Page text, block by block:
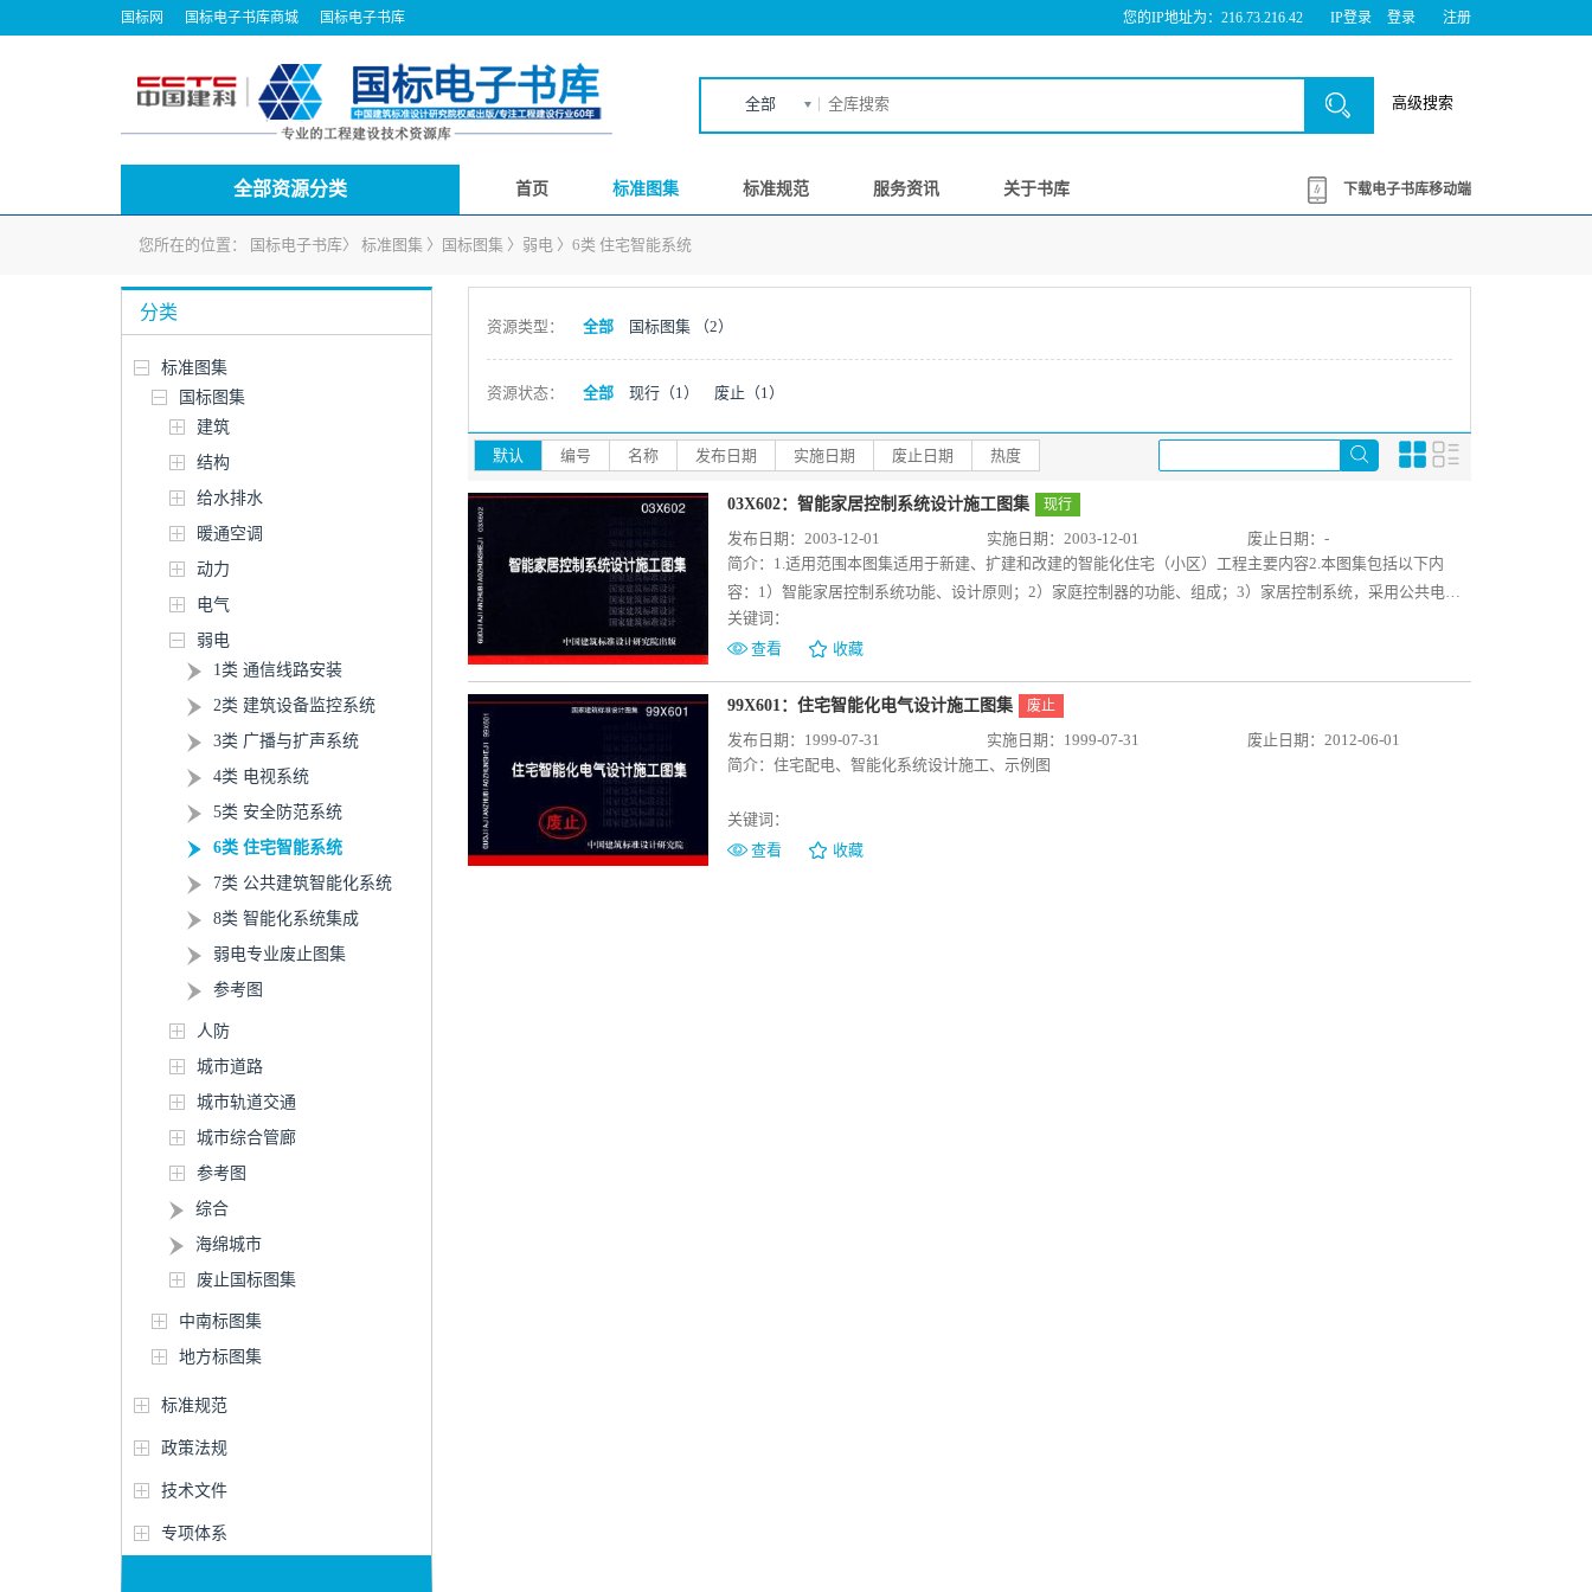
国标网 国标电子书库商城 国标电子书库 您的IP地址为：216.73.216.42 IP登录 登录 注册
全部 高级搜索
全部资源分类 首页 标准图集 标准规范 服务资讯 关于书库 下载电子书库移动端
您所在的位置： 国标电子书库〉 标准图集 〉 国标图集 〉 弱电 〉 6类 住宅智能系统
分类
标准图集
国标图集
建筑
结构
给水排水
暖通空调
动力
电气
弱电
1类 通信线路安装
2类 建筑设备监控系统
3类 广播与扩声系统
4类 电视系统
5类 安全防范系统
6类 住宅智能系统
7类 公共建筑智能化系统
8类 智能化系统集成
弱电专业废止图集
参考图
人防
城市道路
城市轨道交通
城市综合管廊
参考图
综合
海绵城市
废止国标图集
中南标图集
地方标图集
标准规范
政策法规
技术文件
专项体系
资源类型： 全部 国标图集 （2）
资源状态： 全部 现行 （1） 废止 （1）
默认 编号 名称 发布日期 实施日期 废止日期 热度
03X602：智能家居控制系统设计施工图集 现行
发布日期：2003-12-01 实施日期：2003-12-01
废止日期：-
简介： 1.适用范围本图集适用于新建、扩建和改建的智能化住宅（小区）工程主要内容2.本图集包括以下内
容：1）智能家居控制系统功能、设计原则；2）家庭控制器的功能、组成；3）家居控制系统，采用公共电话
网、双向有线电视网、以太网、LonWorks、RS485、无线网等。4）家庭控制器与室内设备的连接及系统供电
方式；5）典型工程实例；6）设备安装及线路敷设家庭控制器和接线盒在钢筋混凝土墙、空心砌块砖墙、轻质
隔墙上的安装方式；相关设备的安装及线路敷设要求。
关键词：
查看
收藏
99X601：住宅智能化电气设计施工图集 废止
发布日期：1999-07-31 实施日期：1999-07-31
废止日期：2012-06-01
简介： 住宅配电、智能化系统设计施工、示例图
关键词：
查看
收藏